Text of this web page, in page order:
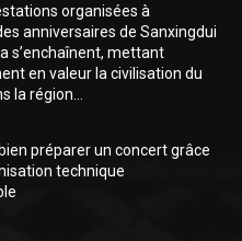
organisées à
anniversaires de Sanxingdui
s’enchaînent, mettant
en valeur la civilisation du
la région...
préparer un concert grâce
technique